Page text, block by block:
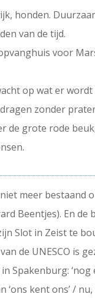
honden.
van de tijd.
voor
op wat er wordt
zonder
de grote rode
meer bestaand
Beentjes). En
Slot in Zeist te
de UNESCO is
Spakenburg:
kent ons’ /